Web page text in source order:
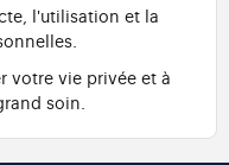
l'utilisation et la
votre vie privée et à
soin.